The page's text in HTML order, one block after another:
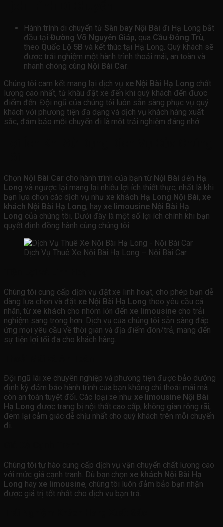
Hành trình di chuyển từ Sân bay Nội Bài đi Hạ Long bắt
đầu tại Đường Võ Nguyên Giáp, qua Cầu Đông Trù,
theo Quốc Lộ 5B và kết thúc tại Hạ Long. Quý khách sẽ
được trải nghiệm một hành trình thoải mái, an toàn và
nhanh chóng cùng Nội Bài Car
Chúng tôi cam kết mang lại dịch vụ xe Nội Bài Hạ Long chất
lượng cao nhất, từ khâu đặt xe đến khi quý khách đến được
điểm đến. Đội ngũ của chúng tôi luôn sẵn sàng phục vụ quý
khách với phương tiện đa dạng và dịch vụ khách hàng xuất
sắc, đảm bảo mỗi chuyến đi là một trải nghiệm đáng nhớ.
Chọn Nội Bài Car cho hành trình của bạn từ Nội Bài đến Hạ
Long và ngược lại mang lại nhiều lợi ích thiết thực, nhất là khi
bạn lựa chọn các dịch vụ như xe khách Hạ Long Nội Bài, xe
khách Nội Bài Hạ Long, hay xe limousine Nội Bài Hạ
Long của chúng tôi. Dưới đây là một số lợi ích chính khi bạn
quyết định đồng hành cùng chúng tôi:
Dịch Vụ Thuê Xe Nội Bài Hạ Long – Nội Bài Car
Chúng tôi cung cấp dịch vụ đặt xe linh hoạt, cho phép bạn dễ
dàng lựa chọn và đặt xe Nội Bài Hạ Long theo yêu cầu cá
nhân, từ xe khách cho nhóm lớn đến xe limousine cho trải
nghiệm sang trọng hơn. Dịch vụ của chúng tôi sẵn sàng đáp
ứng mọi yêu cầu về thời gian và địa điểm đón/trả, mang đến
sự tiện lợi tối đa cho khách hàng.
Đội ngũ lái xe chuyên nghiệp và phương tiện được bảo dưỡng
định kỳ đảm bảo hành trình của bạn không chỉ thoải mái mà
còn an toàn tuyệt đối. Các loại xe như xe limousine Nội Bài
Hạ Long được trang bị nội thất cao cấp, không gian rộng rãi,
đem lại cảm giác dễ chịu nhất cho quý khách trên mỗi chuyến
đi.
Chúng tôi tự hào cung cấp dịch vụ vận chuyển chất lượng cao
với mức giá cạnh tranh. Dù bạn chọn xe khách Nội Bài Hạ
Long hay xe limousine, chúng tôi luôn đảm bảo bạn nhận
được giá trị tốt nhất cho dịch vụ bạn trả.